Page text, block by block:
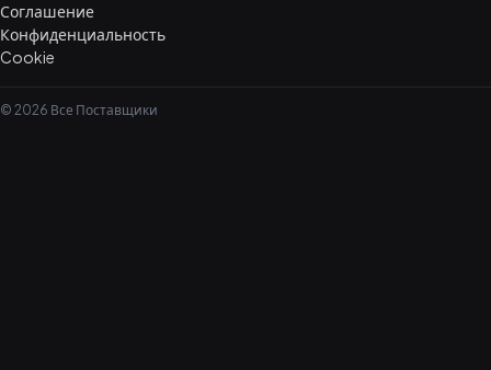
Соглашение
Конфиденциальность
Cookie
© 2026 Все Поставщики